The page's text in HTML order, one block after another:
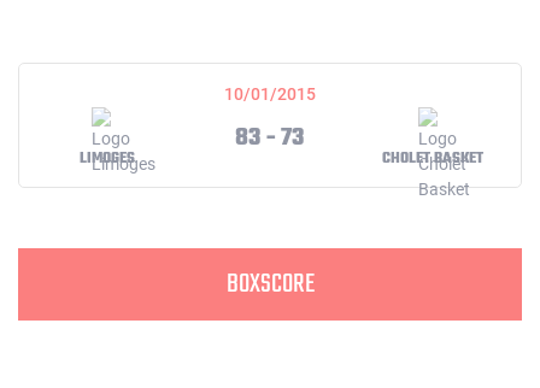
10/01/2015
LIMOGES
83 - 73
CHOLET BASKET
BOXSCORE